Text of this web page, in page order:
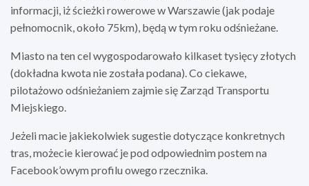
informacji, iż ścieżki rowerowe w Warszawie (jak podaje
pełnomocnik, około 75km), będą w tym roku odśnieżane.
Miasto na ten cel wygospodarowało kilkaset tysięcy złotych
(dokładna kwota nie została podana). Co ciekawe,
pilotażowo odśnieżaniem zajmie się Zarząd Transportu
Miejskiego.
Jeżeli macie jakiekolwiek sugestie dotyczące konkretnych
tras, możecie kierować je pod odpowiednim postem na
Facebook’owym profilu owego rzecznika.